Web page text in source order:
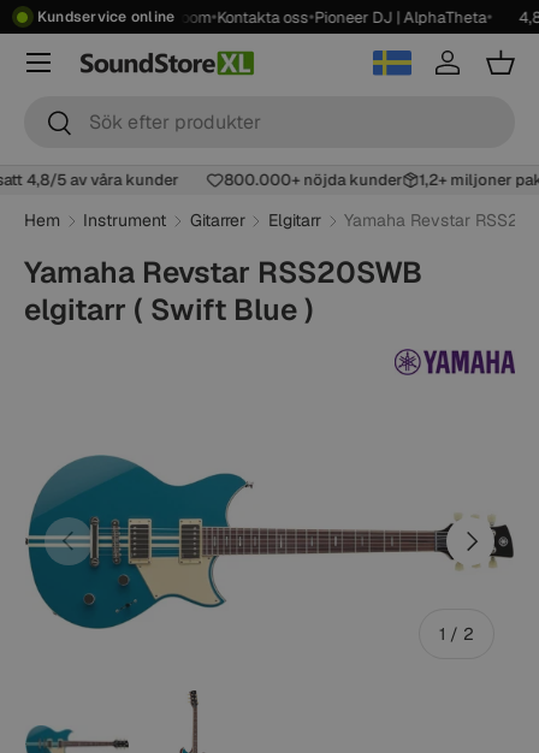
Kundservice online
över 2499 kr•Showroom•Kontakta oss•Pioneer DJ | AlphaTheta• 4,8★
Sök
Sök
Logga inKorg
Meny
4,8/5 av våra kunder 800.000+ nöjda kunder 1,2+ miljoner
Hem Instrument Gitarrer Elgitarr Yamaha Revstar
Yamaha Revstar RSS20SWB
elgitarr ( Swift Blue )
Föregående
1 / av
2
Nästa